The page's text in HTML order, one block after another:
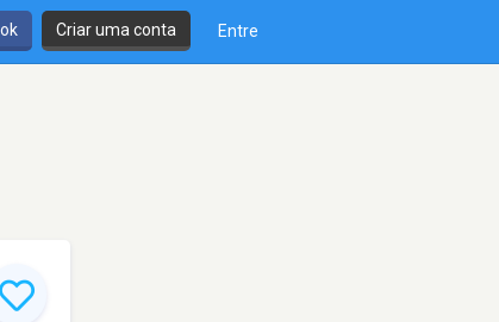
Criar uma conta Entre